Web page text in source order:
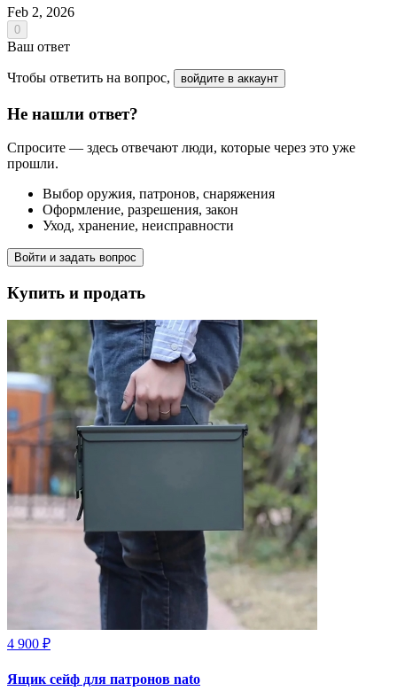
Feb 2, 2026
0
Ваш ответ
Чтобы ответить на вопрос, войдите в аккаунт
Не нашли ответ?
Спросите — здесь отвечают люди, которые через это уже
прошли.
Выбор оружия, патронов, снаряжения
Оформление, разрешения, закон
Уход, хранение, неисправности
Войти и задать вопрос
Купить и продать
4 900 ₽
Ящик сейф для патронов nato